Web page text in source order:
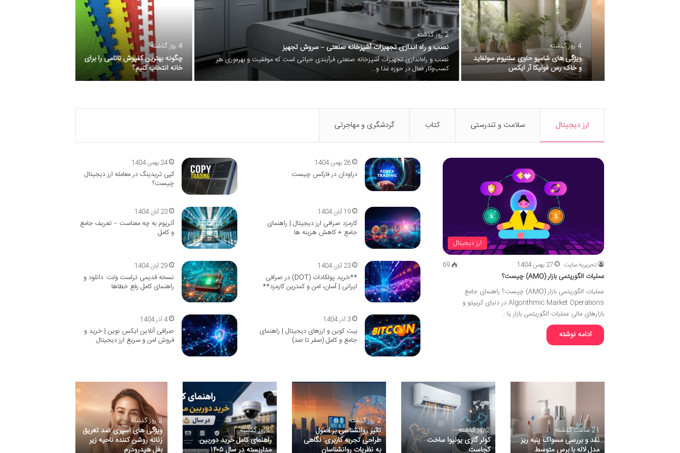
2 روز گذشته
نصب و راه اندازی تجهیزات آشپزخانه صنعتی – سروش تجهیز
نصب و راه‌اندازی تجهیزات آشپزخانه صنعتی فرآیندی حیاتی است که موفقیت و بهره‌وری هر
کسب‌وکار فعال در حوزه غذا و…
ویژگی های شامپو حاوی سلنیوم سولفاید
و خاک رس فولیکا آر ایکس
چگونه بهترین کفپوش تاتامی را برای
خانه انتخاب کنیم؟
ارز دیجیتال سلامت و تندرستی کتاب گردشگری و مهاجرتی
ارز دیجیتال
تحریریه سایت 27 بهمن 1404 69
عملیات الگوریتمی بازار (AMO) چیست؟
عملیات الگوریتمی بازار (AMO) چیست؟ راهنمای جامع
Algorithmic Market Operations در دنیای کریپتو و
بازارهای مالی عملیات الگوریتمی بازار یا…
ادامه نوشته
26 بهمن 1404
دراودان در فارکس چیست
24 بهمن 1404
کپی تریدینگ در معامله ارز دیجیتال
چیست؟
19 آبان 1404
کارمزد صرافی ارز دیجیتال | راهنمای
جامع + کاهش هزینه ها
23 آبان 1404
آتریوم به چه معناست – تعریف جامع
و کامل
23 آبان 1404
**خرید پولکادات (DOT) در صرافی
ایرانی | آسان، امن و کمترین کارمزد**
29 آبان 1404
نسخه قدیمی تراست ولت: دانلود و
راهنمای کامل رفع خطاها
3 آذر 1404
بیت کوین و ارزهای دیجیتال | راهنمای
جامع و کامل (صفر تا صد)
4 آذر 1404
صرافی آنلاین ایکس نوین | خرید و
فروش امن و سریع ارز دیجیتال
21 ساعت گذشته
نقد و بررسی مسواک پنبه ریز
مدل لاله با برس متوسط
2 روز گذشته
کولر گازی یونیوا ساخت
کجاست
2 روز گذشته
تاثیر روانشناسی بر اصول
طراحی تجربه کاربری: نگاهی
به نظریات روانشناسان
2 روز گذشته
راهنمای کامل خرید دوربین
مداربسته در سال ۱۴۰۵
2 روز گذشته
ویژگی های اسپری ضد تعریق
زنانه روشن کننده ناحیه زیر
بغل هیدرودرم